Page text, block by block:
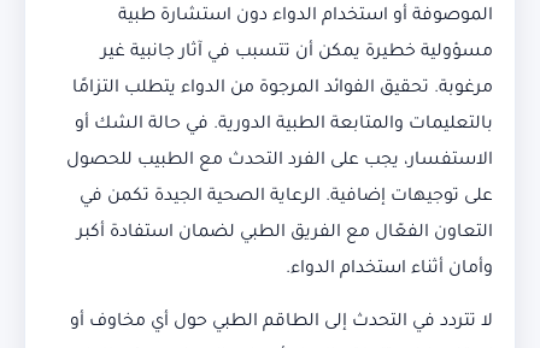
الموصوفة أو استخدام الدواء دون استشارة طبية
مسؤولية خطيرة يمكن أن تتسبب في آثار جانبية غير
مرغوبة. تحقيق الفوائد المرجوة من الدواء يتطلب التزامًا
بالتعليمات والمتابعة الطبية الدورية. في حالة الشك أو
الاستفسار، يجب على الفرد التحدث مع الطبيب للحصول
على توجيهات إضافية. الرعاية الصحية الجيدة تكمن في
التعاون الفعّال مع الفريق الطبي لضمان استفادة أكبر
وأمان أثناء استخدام الدواء.
لا تتردد في التحدث إلى الطاقم الطبي حول أي مخاوف أو